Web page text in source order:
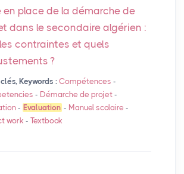
en place de la démarche de
dans le secondaire algérien :
contraintes et quels
?
Keywords : Compétences -
- Démarche de projet-
- Evaluation - Manuel scolaire -
work - Textbook